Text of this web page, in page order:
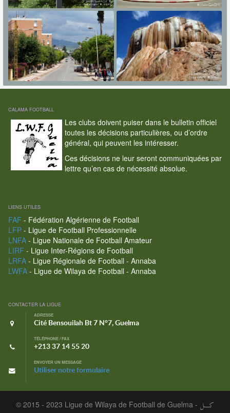
CALAMA FOOTBALL
Les clubs doivent puiser dans le bulletin officiel
toutes les décisions particulières, ou d’ordre
général, qui peuvent les intéresser.
Ces décisions ne leur seront communiquées par
lettre qu’en cas de nécessité absolue.
LIENS UTILES
FAF - Fédération Algérienne de Football
LFP- Ligue de Football Professionnelle
LNFA- Ligue Nationale de Football Amateur
LIRF - Ligue Inter-Régions de Football
LRFA- Ligue Régionale de Football - Annaba
LWFA- Ligue de Wilaya de Football - Annaba
CONTACTER LA LIGUE
ADRESSE
Cité Bensouilah Bt 7 N°7, Guelma
TÉLÉPHONE / FAX
+213 37 14 55 20
ENVOYER UN MESSAGE
Utiliser notre formulaire
© 2015 - 2023 Ligue de Wilaya de Football de Guelma - كـــل